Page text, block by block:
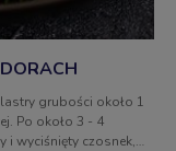
grubości około 1
Po około 3 - 4
i wyciśnięty czosnek,